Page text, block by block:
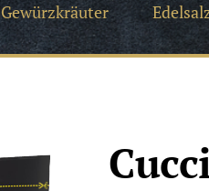
Gewürzkräuter